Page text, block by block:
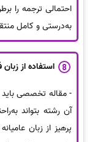
احتمالی ترجمه را
به‌درستی و کامل
استفاده از
- مقاله تخصصی
آن رشته بتواند
پرهیز از زبان